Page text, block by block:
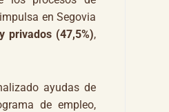
en Segovia
privados (47,5%),
ayudas de
de empleo,